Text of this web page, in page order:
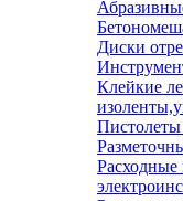
Диски
Клейкие
Пистолеты
Расходные